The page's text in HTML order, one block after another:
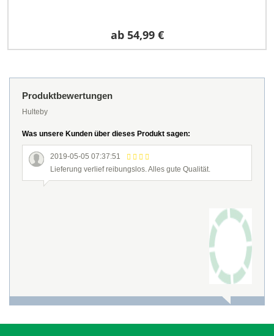
ab 54,99 €
Produktbewertungen
Hulteby
Was unsere Kunden über dieses Produkt sagen:
2019-05-05 07:37:51
Lieferung verlief reibungslos. Alles gute Qualität.